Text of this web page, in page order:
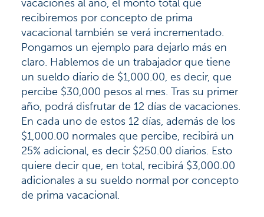
vacaciones al año, el monto total que
recibiremos por concepto de prima
vacacional también se verá incrementado.
Pongamos un ejemplo para dejarlo más en
claro. Hablemos de un trabajador que tiene
un sueldo diario de $1,000.00, es decir, que
percibe $30,000 pesos al mes. Tras su primer
año, podrá disfrutar de 12 días de vacaciones.
En cada uno de estos 12 días, además de los
$1,000.00 normales que percibe, recibirá un
25% adicional, es decir $250.00 diarios. Esto
quiere decir que, en total, recibirá $3,000.00
adicionales a su sueldo normal por concepto
de prima vacacional.